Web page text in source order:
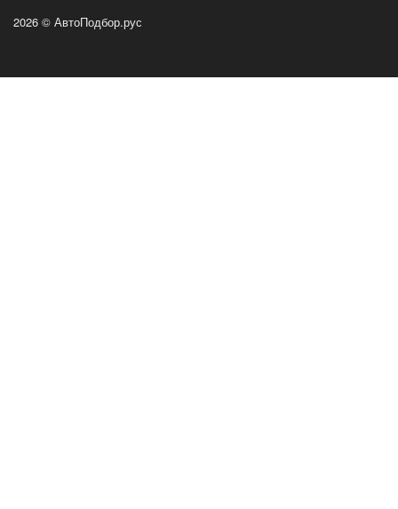
2026 © АвтоПодбор.рус